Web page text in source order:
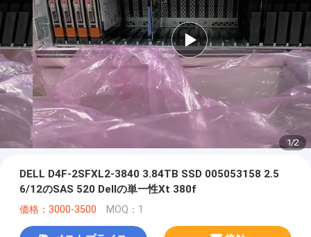
1/2
DELL D4F-2SFXL2-3840 3.84TB SSD 005053158 2.5
6/12のSAS 520 Dellの単一性Xt 380f
価格：3000-3500 MOQ：1